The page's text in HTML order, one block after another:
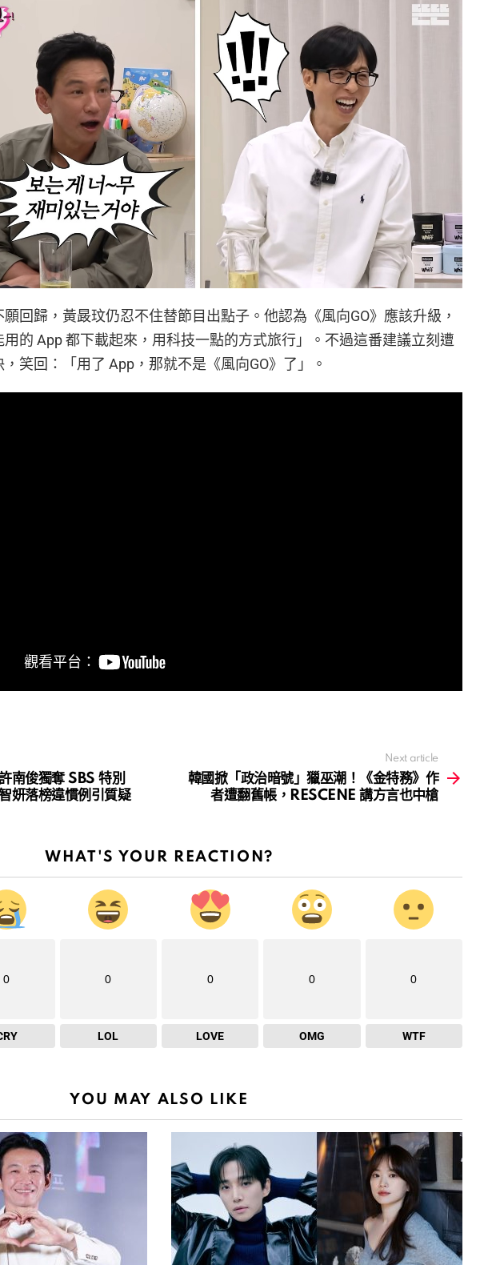
回歸，黃晸玟仍忍不住替節目出點子。他認為《風向GO》應該升級，
用的 App 都下載起來，用科技一點的方式旅行」。不過這番建議立刻遭
笑回：「用了 App，那就不是《風向GO》了」。
南俊獨奪 SBS 特別
妍落榜違慣例引質疑
Next article
韓國掀「政治暗號」獵巫潮！《金特務》作
者遭翻舊帳，RESCENE 講方言也中槍
WHAT'S YOUR REACTION?
0 0
LOL
0
LOVE
0
OMG
0
WTF
YOU MAY ALSO LIKE